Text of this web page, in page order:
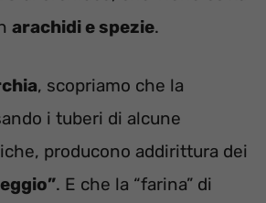
arachidi e spezie.
, scopriamo che la
i tuberi di alcune
producono addirittura dei
. E che la “farina” di